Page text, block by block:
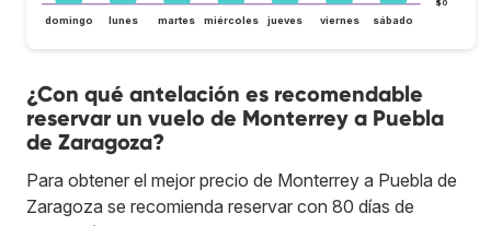
$0
domingo lunes martes miércoles jueves viernes sábado
¿Con qué antelación es recomendable
reservar un vuelo de Monterrey a Puebla
de Zaragoza?
Para obtener el mejor precio de Monterrey a Puebla de
Zaragoza se recomienda reservar con 80 días de